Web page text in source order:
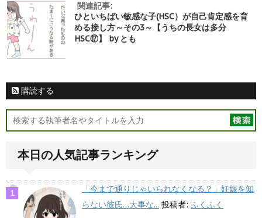
関連記事:
ひといちばい敏感な子(HSC）が自己肯定感を育
める接し方～その3～【うちの長女は多分
HSC⑰】 by とも
購読する
本日の人気記事ランキング
「今まで通りじゃいられなくなる？」妊娠を知
らない彼氏…大事な... 投稿者: ふくふく